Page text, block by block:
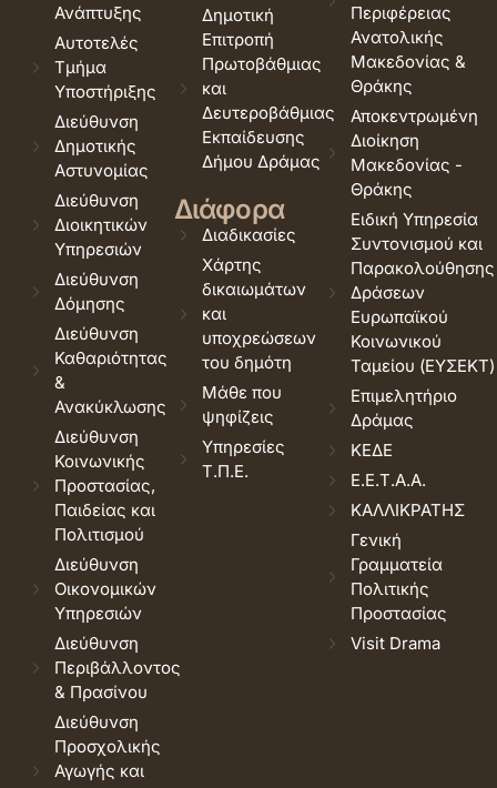
Ανάπτυξης
Αυτοτελές
Τμήμα
Υποστήριξης
Διεύθυνση
Δημοτικής
Αστυνομίας
Διεύθυνση
Διοικητικών
Υπηρεσιών
Διεύθυνση
Δόμησης
Διεύθυνση
Καθαριότητας
&
Ανακύκλωσης
Διεύθυνση
Κοινωνικής
Προστασίας,
Παιδείας και
Πολιτισμού
Διεύθυνση
Οικονομικών
Υπηρεσιών
Διεύθυνση
Περιβάλλοντος
& Πρασίνου
Διεύθυνση
Προσχολικής
Αγωγής και
Δημοτική
Επιτροπή
Πρωτοβάθμιας
και
Δευτεροβάθμιας
Εκπαίδευσης
Δήμου Δράμας
Διάφορα
Διαδικασίες
Χάρτης
δικαιωμάτων
και
υποχρεώσεων
του δημότη
Μάθε που
ψηφίζεις
Υπηρεσίες
Τ.Π.Ε.
Περιφέρειας
Ανατολικής
Μακεδονίας &
Θράκης
Αποκεντρωμένη
Διοίκηση
Μακεδονίας -
Θράκης
Ειδική Υπηρεσία
Συντονισμού και
Παρακολούθησης
Δράσεων
Ευρωπαϊκού
Κοινωνικού
Ταμείου (ΕΥΣΕΚΤ)
Επιμελητήριο
Δράμας
ΚΕΔΕ
Ε.Ε.Τ.Α.Α.
ΚΑΛΛΙΚΡΑΤΗΣ
Γενική
Γραμματεία
Πολιτικής
Προστασίας
Visit Drama